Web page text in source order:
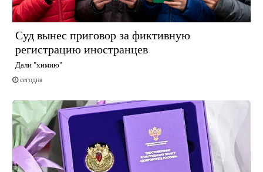
Суд вынес приговор за фиктивную
регистрацию иностранцев
Дали "химию"
сегодня